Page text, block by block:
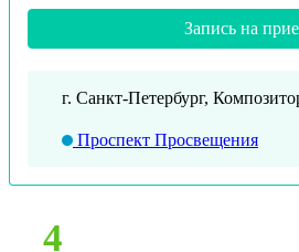
Запись на
г. Санкт-Петербург,
Проспект Просвещения
4